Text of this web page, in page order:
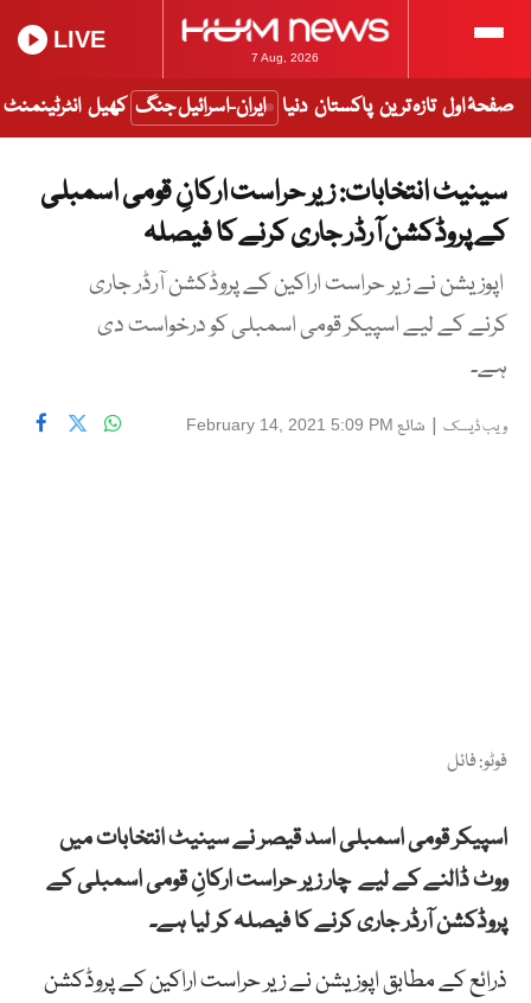
7 Aug, 2026
LIVE
صفحۂ اول تازہ ترین پاکستان دنیا ایران-اسرائیل جنگ کھیل انٹرٹینمنٹ
سینیٹ انتخابات: زیر حراست ارکانِ قومی اسمبلی
کے پروڈکشن آرڈر جاری کرنے کا فیصلہ
اپوزیشن نے زیر حراست اراکین کے پروڈکشن آرڈر جاری
کرنے کے لیے اسپیکر قومی اسمبلی کو درخواست دی
ہے۔
ویب ڈیسک | شائع February 14, 2021 5:09 PM
فوٹو: فائل
اسپیکر قومی اسمبلی اسد قیصر نےسینیٹانتخاباتمیں
ووٹڈالنےکےلیےچار زیر حراست ارکانِ قومی اسمبلی کے
پروڈکشن آرڈر جاری کرنے کا فیصلہ کر لیا ہے۔
ذرائع کے مطابقاپوزیشننےزیرحراستاراکینکےپروڈکشن